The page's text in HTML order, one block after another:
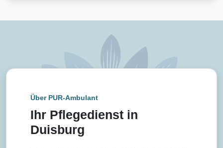
Über PUR-Ambulant
Ihr Pflegedienst in
Duisburg